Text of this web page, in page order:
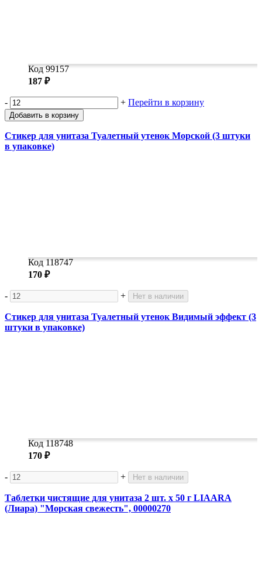
Код 99157
187 ₽
- + Перейти в корзину
Добавить в корзину
Стикер для унитаза Туалетный утенок Морской (3 штуки
в упаковке)
Код 118747
170 ₽
- + Нет в наличии
Стикер для унитаза Туалетный утенок Видимый эффект (3
штуки в упаковке)
Код 118748
170 ₽
- + Нет в наличии
Таблетки чистящие для унитаза 2 шт. х 50 г LIAARA
(Лиара) "Морская свежесть", 00000270